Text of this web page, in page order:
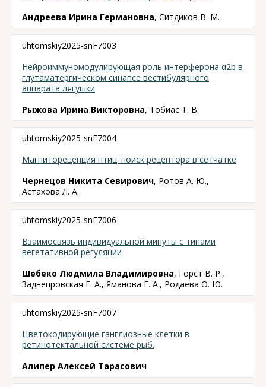
Андреева Ирина Германовна, Ситдиков В. М.
uhtomskiy2025-snF7003
Нейроиммуномодулирующая роль интерферона α2b в
глутаматергическом синапсе вестибулярного
аппарата лягушки
Рыжова Ирина Викторовна, Тобиас Т. В.
uhtomskiy2025-snF7004
Магниторецепция птиц: поиск рецептора в сетчатке
Чернецов Никита Севирович, Ротов А. Ю.,
Астахова Л. А.
uhtomskiy2025-snF7006
Взаимосвязь индивидуальной минуты с типами
вегетативной регуляции
Шебеко Людмила Владимировна, Горст В. Р.,
Заднепровская Е. А., Яманова Г. А., Родаева О. Ю.
uhtomskiy2025-snF7007
Цветокодирующие ганглиозные клетки в
ретинотектальной системе рыб.
Алипер Алексей Тарасович